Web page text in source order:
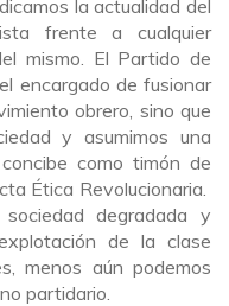
la actualidad del
frente a cualquier
mismo. El Partido de
encargado de fusionar
obrero, sino que
y asumimos una
como timón de
Ética Revolucionaria.
degradada y
de la clase
menos aún podemos
partidario.